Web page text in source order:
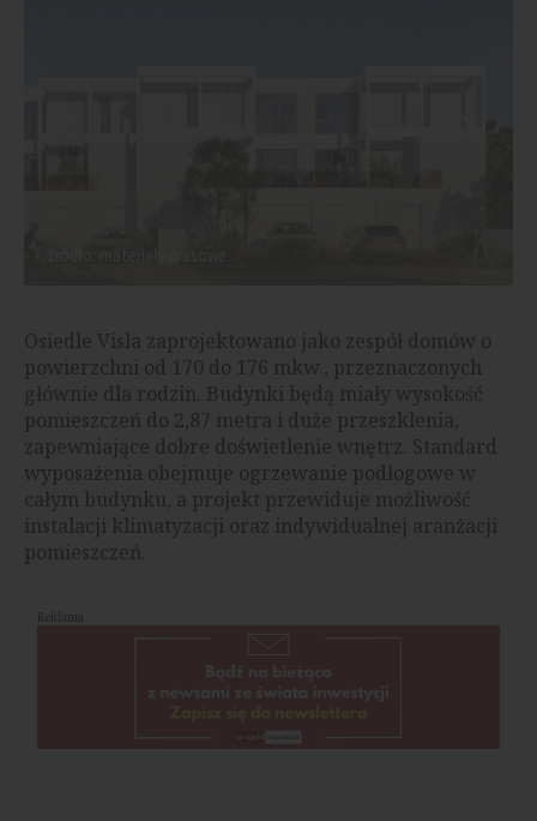
Osiedle Visla zaprojektowano jako zespół domów o
powierzchni od 170 do 176 mkw., przeznaczonych
głównie dla rodzin. Budynki będą miały wysokość
pomieszczeń do 2,87 metra i duże przeszklenia,
zapewniające dobre doświetlenie wnętrz. Standard
wyposażenia obejmuje ogrzewanie podłogowe w
całym budynku, a projekt przewiduje możliwość
instalacji klimatyzacji oraz indywidualnej aranżacji
pomieszczeń.
Reklama